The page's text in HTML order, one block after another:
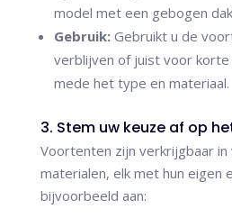
model met een gebogen
Gebruik:Gebruikt u de
verblijven of juist voor
mede het type en materiaal.
3. Stem uw keuze af op
Voortenten zijn verkrijgbaar in
materialen, elk met hun eigen
bijvoorbeeld aan: